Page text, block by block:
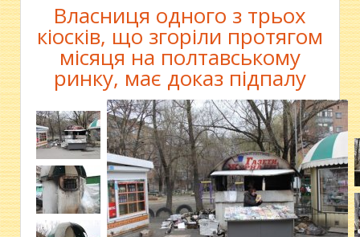
Власниця одного з трьох
кіосків, що згоріли протягом
місяця на полтавському
ринку, має доказ підпалу